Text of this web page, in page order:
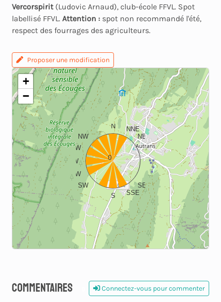
Vercorspirit (Ludovic Arnaud), club-école FFVL. Spot
labellisé FFVL. Attention : spot non recommandé l'été,
respect des fourrages des agriculteurs.
Proposer une modification
N
NNE
NE
ENE
E
ESE
SE
SSE
S
SW
WSW
W
WNW
NW
0
+
−
Commentaires Connectez-vous pour commenter